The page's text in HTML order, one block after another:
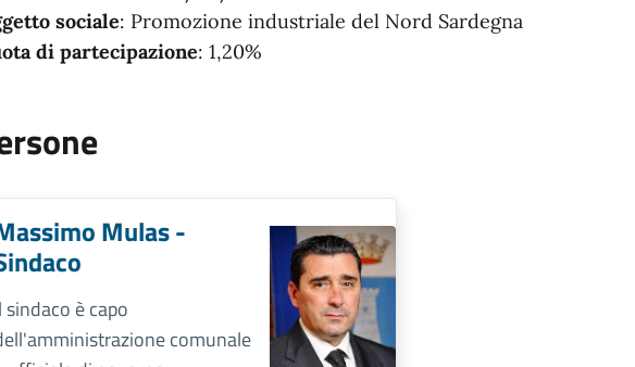
sociale: Promozione industriale del Nord Sardegna
di partecipazione: 1,20%
Mulas -
sindaco è capo
comunale